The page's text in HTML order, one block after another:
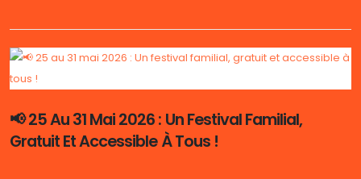
📢 25 Au 31 Mai 2026 : Un Festival Familial,
Gratuit Et Accessible À Tous !